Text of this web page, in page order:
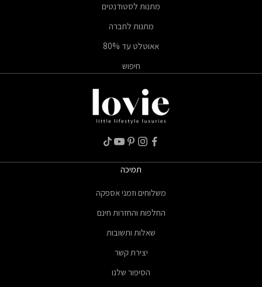
מתנות לסטודנטים
מתנות לחברה
אאוטלט עד 80%
חיפוש
תמיכה
משלוחים וזמני אספקה
החלפות והחזרות חינם
שאלות ותשובות
יצירת קשר
הסיפור שלנו